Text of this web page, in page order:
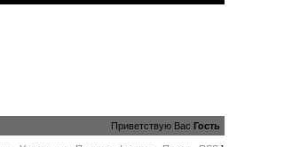
Приветствую Вас Гость